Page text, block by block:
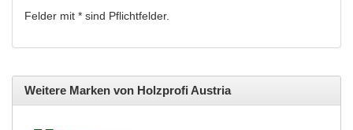
Felder mit * sind Pflichtfelder.
Weitere Marken von Holzprofi Austria